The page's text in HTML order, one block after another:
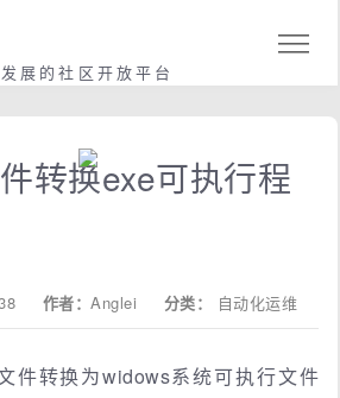
展的社区开放平台
转换exe可执行程
作者： Anglei 分类： 自动化运维
件转换为widows系统可执行文件